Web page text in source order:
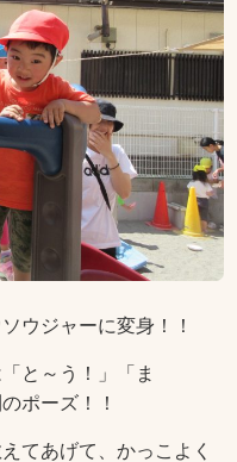
ウジャーに変身！！
と～う！」「ま
ポーズ！！
てあげて、かっこよく